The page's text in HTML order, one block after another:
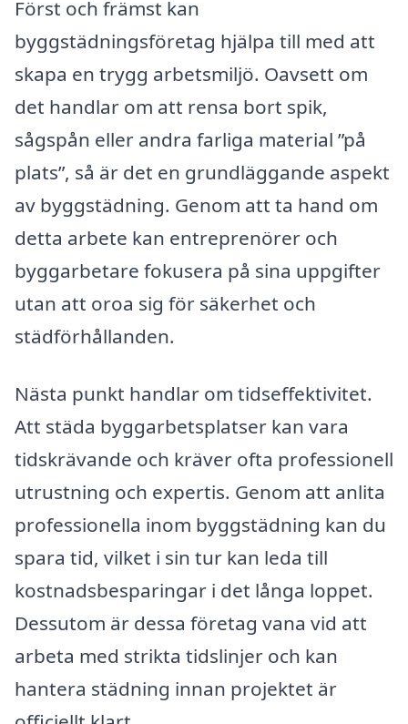
Först och främst kan
byggstädningsföretag hjälpa till med att
skapa en trygg arbetsmiljö. Oavsett om
det handlar om att rensa bort spik,
sågspån eller andra farliga material ”på
plats”, så är det en grundläggande aspekt
av byggstädning. Genom att ta hand om
detta arbete kan entreprenörer och
byggarbetare fokusera på sina uppgifter
utan att oroa sig för säkerhet och
städförhållanden.
Nästa punkt handlar om tidseffektivitet.
Att städa byggarbetsplatser kan vara
tidskrävande och kräver ofta professionell
utrustning och expertis. Genom att anlita
professionella inom byggstädning kan du
spara tid, vilket i sin tur kan leda till
kostnadsbesparingar i det långa loppet.
Dessutom är dessa företag vana vid att
arbeta med strikta tidslinjer och kan
hantera städning innan projektet är